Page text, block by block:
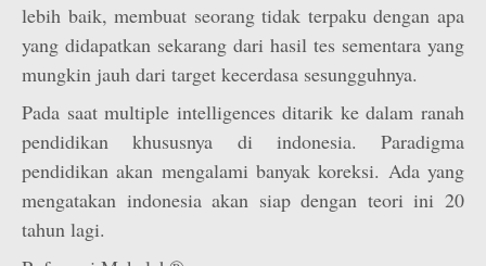
lebih baik, membuat seorang tidak terpaku dengan apa
yang didapatkan sekarang dari hasil tes sementara yang
mungkin jauh dari target kecerdasa sesungguhnya.
Pada saat multiple intelligences ditarik ke dalam ranah
pendidikan khususnya di indonesia. Paradigma
pendidikan akan mengalami banyak koreksi. Ada yang
mengatakan indonesia akan siap dengan teori ini 20
tahun lagi.